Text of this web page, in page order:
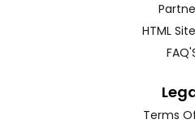
HTML
Terms